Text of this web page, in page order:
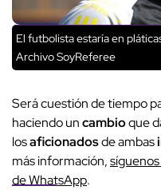
El futbolista estaría en
Archivo SoyReferee
Será cuestión de tiempo
haciendo uncambioque
losaficionadosde ambas
más información,
de WhatsApp.